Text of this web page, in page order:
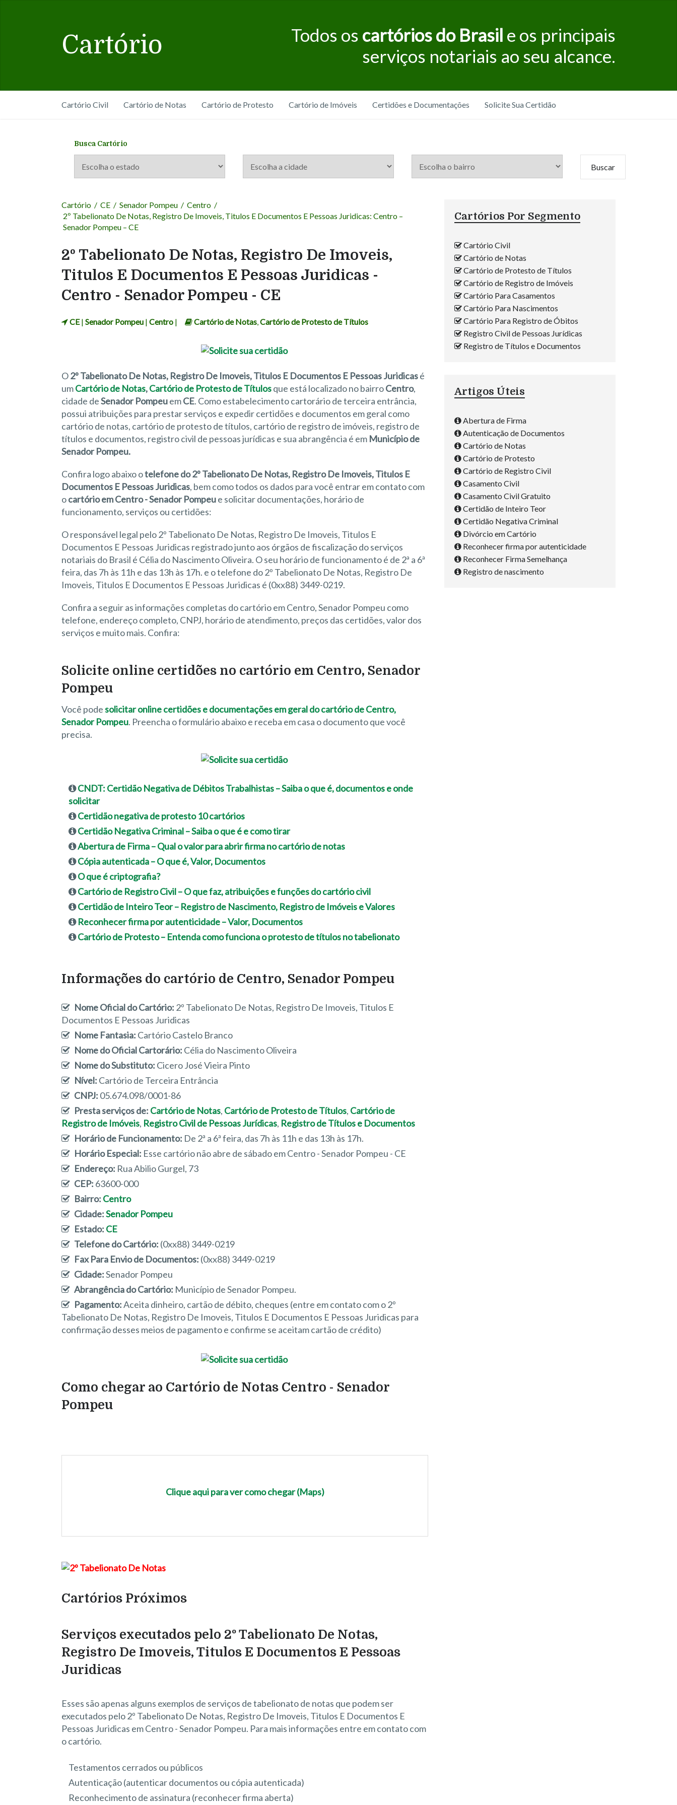
Cartório Todos os cartórios do Brasil e os principais
serviços notariais ao seu alcance.
Cartório Civil Cartório de Notas Cartório de Protesto Cartório de Imóveis Certidões e Documentações Solicite Sua Certidão
Busca Cartório
Cartório / CE / Senador Pompeu / Centro /
2º Tabelionato De Notas, Registro De Imoveis, Titulos E Documentos E Pessoas Juridicas: Centro –
Senador Pompeu – CE
2º Tabelionato De Notas, Registro De Imoveis,
Titulos E Documentos E Pessoas Juridicas -
Centro - Senador Pompeu - CE
CE| Senador Pompeu | Centro | Cartório de Notas,Cartório de Protesto de Títulos
O2º Tabelionato De Notas, Registro De Imoveis, Titulos E Documentos E Pessoas Juridicasé
umCartório de Notas,Cartório de Protesto de Títulosque está localizado no bairroCentro,
cidade deSenador PompeuemCE. Como estabelecimento cartorário de terceira entrância,
possui atribuições para prestar serviços e expedir certidões e documentos em geral como
cartório de notas, cartório de protesto de títulos, cartório de registro de imóveis, registro de
títulos e documentos, registro civil de pessoas jurídicas e sua abrangência é em Município de
Senador Pompeu.
Confira logo abaixo otelefone do 2º Tabelionato De Notas, Registro De Imoveis, Titulos E
Documentos E Pessoas Juridicas, bem como todos os dados para você entrar em contato com
ocartório em Centro - Senador Pompeue solicitar documentações, horário de
funcionamento, serviços ou certidões:
O responsável legal pelo 2º Tabelionato De Notas, Registro De Imoveis, Titulos E
Documentos E Pessoas Juridicas registrado junto aos órgãos de fiscalização do serviços
notariais do Brasil é Célia do Nascimento Oliveira. O seu horário de funcionamento é de 2ª a 6ª
feira, das 7h às 11h e das 13h às 17h. e o telefone do 2º Tabelionato De Notas, Registro De
Imoveis, Titulos E Documentos E Pessoas Juridicas é (0xx88) 3449-0219.
Confira a seguir as informações completas do cartório em Centro, Senador Pompeu como
telefone, endereço completo, CNPJ, horário de atendimento, preços das certidões, valor dos
serviços e muito mais. Confira:
Solicite online certidões no cartório em Centro, Senador
Pompeu
Você podesolicitar online certidões e documentações em geral do cartório de Centro,
Senador Pompeu. Preencha o formulário abaixo e receba em casa o documento que você
precisa.
CNDT: Certidão Negativa de Débitos Trabalhistas – Saiba o que é, documentos e onde
solicitar
Certidão negativa de protesto 10 cartórios
Certidão Negativa Criminal – Saiba o que é e como tirar
Abertura de Firma – Qual o valor para abrir firma no cartório de notas
Cópia autenticada – O que é, Valor, Documentos
O que é criptografia?
Cartório de Registro Civil – O que faz, atribuições e funções do cartório civil
Certidão de Inteiro Teor – Registro de Nascimento, Registro de Imóveis e Valores
Reconhecer firma por autenticidade – Valor, Documentos
Cartório de Protesto – Entenda como funciona o protesto de títulos no tabelionato
Informações do cartório de Centro, Senador Pompeu
Nome Oficial do Cartório: 2º Tabelionato De Notas, Registro De Imoveis, Titulos E
Documentos E Pessoas Juridicas
Nome Fantasia: Cartório Castelo Branco
Nome do Oficial Cartorário: Célia do Nascimento Oliveira
Nome do Substituto: Cicero José Vieira Pinto
Nível: Cartório de Terceira Entrância
CNPJ: 05.674.098/0001-86
Presta serviços de: Cartório de Notas, Cartório de Protesto de Títulos, Cartório de
Registro de Imóveis, Registro Civil de Pessoas Jurídicas, Registro de Títulos e Documentos
Horário de Funcionamento: De 2ª a 6ª feira, das 7h às 11h e das 13h às 17h.
Horário Especial: Esse cartório não abre de sábado em Centro - Senador Pompeu - CE
Endereço: Rua Abilio Gurgel, 73
CEP: 63600-000
Bairro: Centro
Cidade:Senador Pompeu
Estado: CE
Telefone do Cartório: (0xx88) 3449-0219
Fax Para Envio de Documentos: (0xx88) 3449-0219
Cidade:Senador Pompeu
Abrangência do Cartório: Município de Senador Pompeu.
Pagamento:Aceita dinheiro, cartão de débito, cheques (entre em contato com o 2º
Tabelionato De Notas, Registro De Imoveis, Titulos E Documentos E Pessoas Juridicas para
confirmação desses meios de pagamento e confirme se aceitam cartão de crédito)
Como chegar ao Cartório de Notas Centro - Senador
Pompeu
Clique aqui para ver como chegar (Maps)
Cartórios Próximos
Serviços executados pelo 2º Tabelionato De Notas,
Registro De Imoveis, Titulos E Documentos E Pessoas
Juridicas
Esses são apenas alguns exemplos de serviços de tabelionato de notas que podem ser
executados pelo 2º Tabelionato De Notas, Registro De Imoveis, Titulos E Documentos E
Pessoas Juridicas em Centro - Senador Pompeu. Para mais informações entre em contato com
o cartório.
Testamentos cerrados ou públicos
Autenticação (autenticar documentos ou cópia autenticada)
Reconhecimento de assinatura (reconhecer firma aberta)
Cartórios Por Segmento
Cartório Civil
Cartório de Notas
Cartório de Protesto de Títulos
Cartório de Registro de Imóveis
Cartório Para Casamentos
Cartório Para Nascimentos
Cartório Para Registro de Óbitos
Registro Civil de Pessoas Jurídicas
Registro de Títulos e Documentos
Artigos Úteis
Abertura de Firma
Autenticação de Documentos
Cartório de Notas
Cartório de Protesto
Cartório de Registro Civil
Casamento Civil
Casamento Civil Gratuito
Certidão de Inteiro Teor
Certidão Negativa Criminal
Divórcio em Cartório
Reconhecer firma por autenticidade
Reconhecer Firma Semelhança
Registro de nascimento